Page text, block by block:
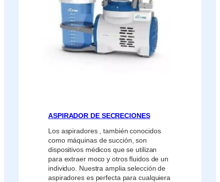
ASPIRADOR DE SECRECIONES
Los aspiradores , también conocidos
como máquinas de succión, son
dispositivos médicos que se utilizan
para extraer moco y otros fluidos de un
individuo. Nuestra amplia selección de
aspiradores es perfecta para cualquiera